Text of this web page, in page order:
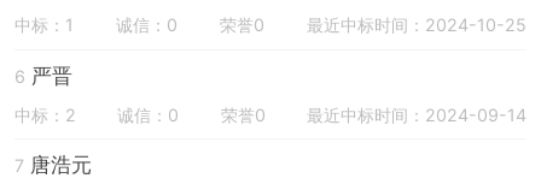
中标：1 诚信：0 荣誉0 最近中标时间：2024-10-25
6 严晋
中标：2 诚信：0 荣誉0 最近中标时间：2024-09-14
7 唐浩元